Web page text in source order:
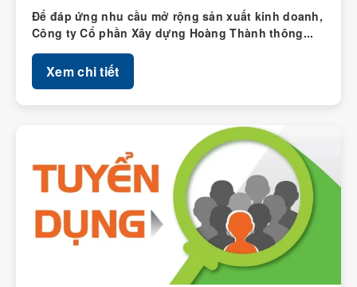
Để đáp ứng nhu cầu mở rộng sản xuất kinh doanh,
Công ty Cổ phần Xây dựng Hoàng Thành thông...
Xem chi tiết